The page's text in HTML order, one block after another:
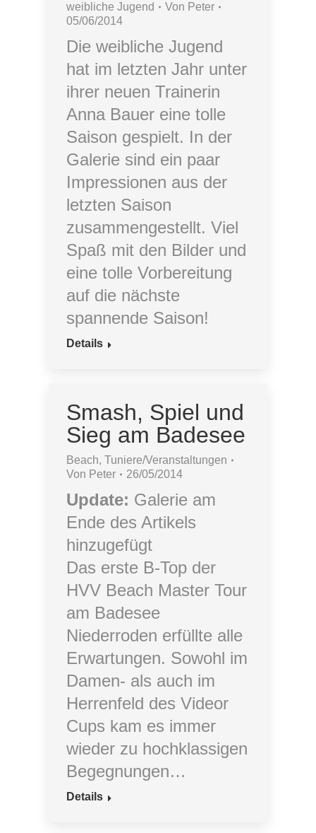
weibliche Jugend Von Peter
05/06/2014
Die weibliche Jugend
hat im letzten Jahr unter
ihrer neuen Trainerin
Anna Bauer eine tolle
Saison gespielt. In der
Galerie sind ein paar
Impressionen aus der
letzten Saison
zusammengestellt. Viel
Spaß mit den Bilder und
eine tolle Vorbereitung
auf die nächste
spannende Saison!
Details
Smash, Spiel und
Sieg am Badesee
Beach, Tuniere/Veranstaltungen
Von Peter 26/05/2014
Update: Galerie am
Ende des Artikels
hinzugefügt
Das erste B-Top der
HVV Beach Master Tour
am Badesee
Niederroden erfüllte alle
Erwartungen. Sowohl im
Damen- als auch im
Herrenfeld des Videor
Cups kam es immer
wieder zu hochklassigen
Begegnungen…
Details